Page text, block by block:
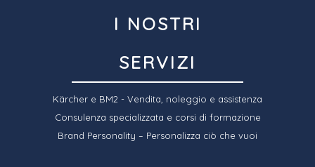
I NOSTRI
SERVIZI
Kärcher e BM2 - Vendita, noleggio e assistenza
Consulenza specializzata e corsi di formazione
Brand Personality – Personalizza ciò che vuoi